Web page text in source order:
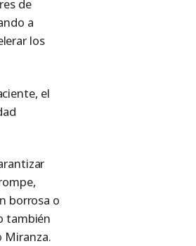
de
a
los
el
borrosa o
también
Miranza.